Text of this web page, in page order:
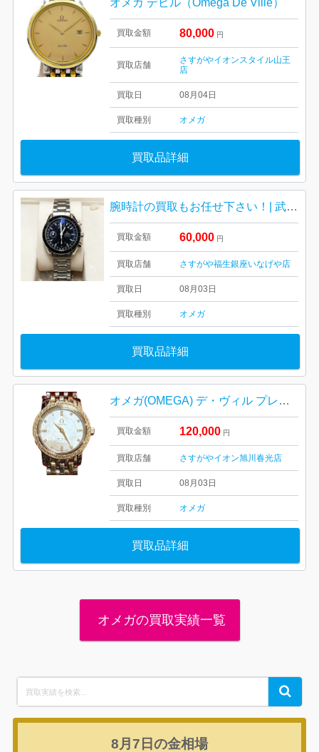
オメガ デビル（Omega De Ville）
買取金額 80,000 円
買取店舗
さすがやイオンスタイル山王
店
買取日 08月04日
買取種別 オメガ
買取品詳細
腕時計の買取もお任せ下さい！| 武蔵村山市本町| オメガメンズ腕時計
買取金額 60,000 円
買取店舗 さすがや福生銀座いなげや店
買取日 08月03日
買取種別 オメガ
買取品詳細
オメガ(OMEGA) デ・ヴィル プレステージ ベゼルダイヤ ホワイトシェル クォーツ レディース 腕時計 4375.75
買取金額 120,000 円
買取店舗 さすがやイオン旭川春光店
買取日 08月03日
買取種別 オメガ
買取品詳細
オメガの買取実績一覧
for:
Search
8月7日の金相場